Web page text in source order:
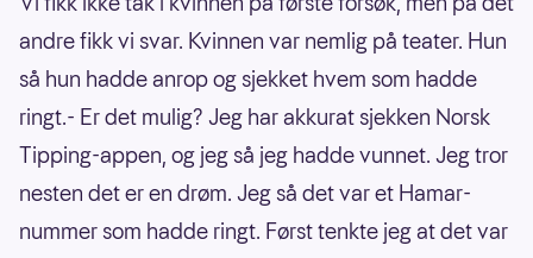
andre fikk vi svar. Kvinnen var nemlig på teater. Hun
så hun hadde anrop og sjekket hvem som hadde
ringt.- Er det mulig? Jeg har akkurat sjekken Norsk
Tipping-appen, og jeg så jeg hadde vunnet. Jeg tror
nesten det er en drøm. Jeg så det var et Hamar-
nummer som hadde ringt. Først tenkte jeg at det var